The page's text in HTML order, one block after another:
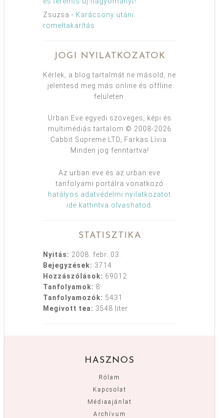
Zsuzsa - Karácsony utáni
romeltakarítás
JOGI NYILATKOZATOK
Kérlek, a blog tartalmát ne másold, ne
jelentesd meg más online és offline
felületen.
Urban:Eve egyedi szöveges, képi és
multimédiás tartalom © 2008-2026
Cabbit Supreme LTD, Farkas Lívia.
Minden jog fenntartva!
Az urban:eve és az urban:eve
tanfolyami portálra vonatkozó
hatályos adatvédelmi nyilatkozatot
ide kattintva olvashatod
STATISZTIKA
Nyitás: 2008. febr. 03.
Bejegyzések: 3714
Hozzászólások: 69012
Tanfolyamok: 8
Tanfolyamozók: 5431
Megivott tea: 3548 liter
HASZNOS
Rólam
Kapcsolat
Médiaajánlat
Archívum